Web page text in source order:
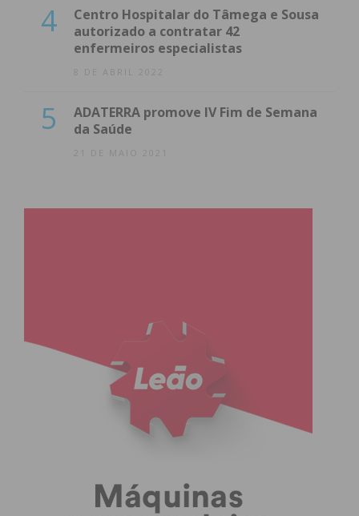
4
Centro Hospitalar do Tâmega e Sousa
autorizado a contratar 42
enfermeiros especialistas
8 DE ABRIL 2022
5
ADATERRA promove IV Fim de Semana
da Saúde
21 DE MAIO 2021